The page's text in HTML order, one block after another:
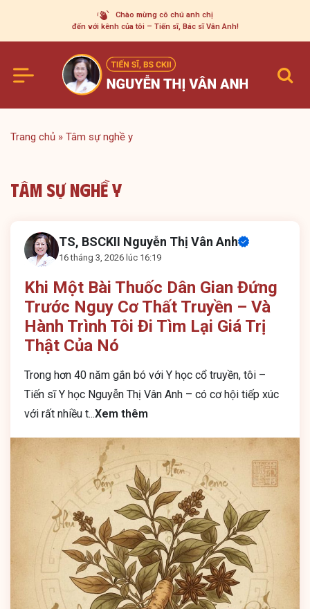
content
Chào mừng cô chú anh chị
đến với kênh của tôi – Tiến sĩ, Bác sĩ Vân Anh!
Trang chủ » Tâm sự nghề y
Tâm sự nghề y
TS, BSCKII Nguyễn Thị Vân Anh
16 tháng 3, 2026 lúc 16:19
Khi Một Bài Thuốc Dân Gian Đứng
Trước Nguy Cơ Thất Truyền – Và
Hành Trình Tôi Đi Tìm Lại Giá Trị
Thật Của Nó
Trong hơn 40 năm gắn bó với Y học cổ truyền, tôi –
Tiến sĩ Y học Nguyễn Thị Vân Anh – có cơ hội tiếp xúc
với rất nhiều t...Xem thêm